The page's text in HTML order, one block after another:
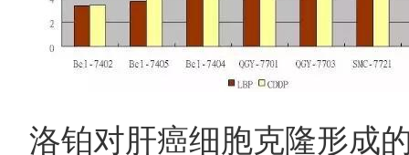
洛铂对肝癌细胞克隆形成